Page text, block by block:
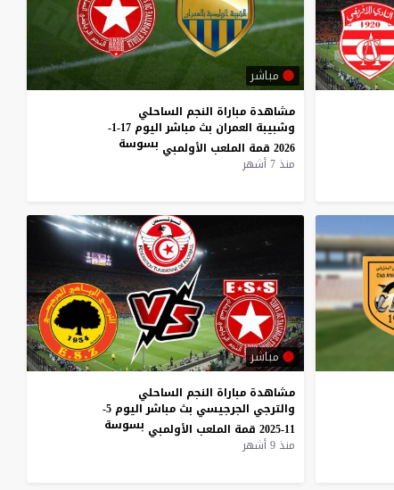
مباشر
مشاهدة مباراة النجم الساحلي
وشبيبة العمران بث مباشر اليوم 17-1-
2026 قمة الملعب الأولمبي
بسوسة
منذ 7 أشهر
مباشر
مشاهدة مباراة النجم الساحلي
والترجي الجرجيسي بث مباشر اليوم 5-
11-2025 قمة الملعب الأولمبي
بسوسة
منذ 9 أشهر